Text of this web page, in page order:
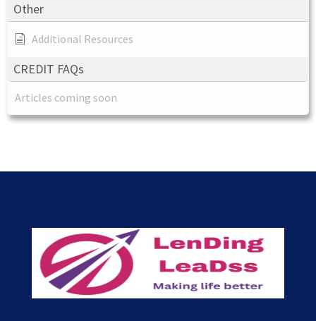
Other
Additional Resources
CREDIT FAQs
Articles coming soon